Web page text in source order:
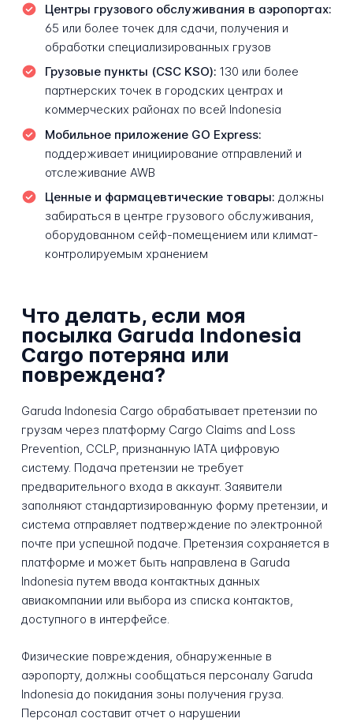
Центры грузового обслуживания в аэропортах:
65 или более точек для сдачи, получения и
обработки специализированных грузов
Грузовые пункты (CSC KSO): 130 или более
партнерских точек в городских центрах и
коммерческих районах по всей Indonesia
Мобильное приложение GO Express:
поддерживает инициирование отправлений и
отслеживание AWB
Ценные и фармацевтические товары: должны
забираться в центре грузового обслуживания,
оборудованном сейф-помещением или климат-
контролируемым хранением
Что делать, если моя
посылка Garuda Indonesia
Cargo потеряна или
повреждена?
Garuda Indonesia Cargo обрабатывает претензии по
грузам через платформу Cargo Claims and Loss
Prevention, CCLP, признанную IATA цифровую
систему. Подача претензии не требует
предварительного входа в аккаунт. Заявители
заполняют стандартизированную форму претензии, и
система отправляет подтверждение по электронной
почте при успешной подаче. Претензия сохраняется в
платформе и может быть направлена в Garuda
Indonesia путем ввода контактных данных
авиакомпании или выбора из списка контактов,
доступного в интерфейсе.
Физические повреждения, обнаруженные в
аэропорту, должны сообщаться персоналу Garuda
Indonesia до покидания зоны получения груза.
Персонал составит отчет о нарушении